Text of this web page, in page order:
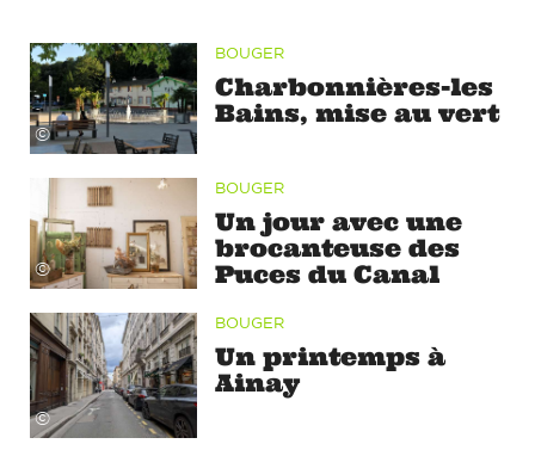
©
BOUGER
Charbonnières-les
Bains, mise au vert
©
BOUGER
Un jour avec une
brocanteuse des
Puces du Canal
©
BOUGER
Un printemps à
Ainay